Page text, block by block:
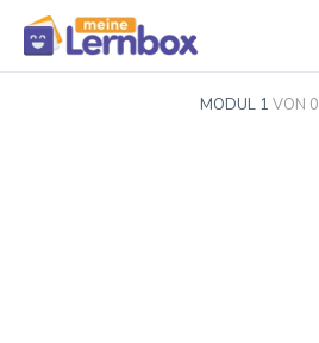
MODUL 1VON 0